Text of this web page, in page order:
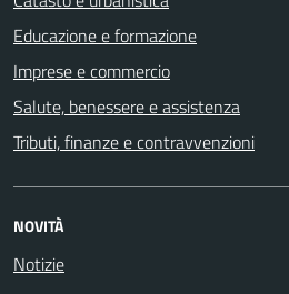
Educazione e formazione
Imprese e commercio
Salute, benessere e assistenza
Tributi, finanze e contravvenzioni
NOVITÀ
Notizie